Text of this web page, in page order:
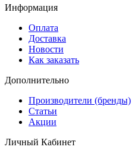
Информация
Оплата
Доставка
Новости
Как заказать
Дополнительно
Производители (бренды)
Статьи
Акции
Личный Кабинет